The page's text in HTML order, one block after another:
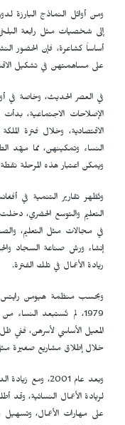
ومن أوائل النماذج البارزة
إلى شخصيات مثل رابعة البلخي
أساساً كشاعرة، فإن الحضور
على مساهمتهن في تشكيل
في العصر الحديث، وخاصة في
الإصلاحات الاجتماعية،
النساء وتمكينهن، مما مهّد
ويمكن اعتبار هذه المرحلة
وتُظهر تقارير التنمية في
التعليم والتوسع الحضري،
في مجالات مثل التعليم،
إنشاء ورش صناعة السجاد
ريادة الأعمال في تلك الفترة.
وبحسب منظمة هيومن رايتس
1979، لم تُستبعد
المعيل الأساسي لأسرهن، ففي
خلال إطلاق مشاريع صغيرة مثل
وبعد عام 2001،
لريادة الأعمال النسائية،
على مهارات الأعمال، وتسهيل